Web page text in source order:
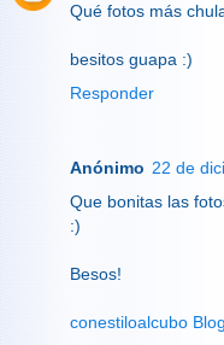
Qué fotos más
besitos guapa :)
Responder
Anónimo 22 de
Que bonitas las
:)
Besos!
conestiloalcubo Blog